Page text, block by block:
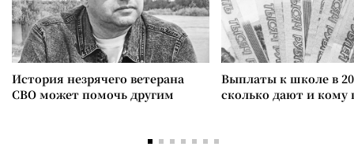
История незрячего ветерана
СВО может помочь другим
Выплаты к школе в
сколько дают и